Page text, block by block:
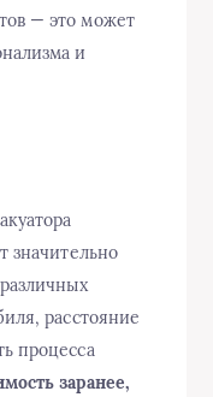
— это может
и
значительно
расстояние
процесса
заранее,